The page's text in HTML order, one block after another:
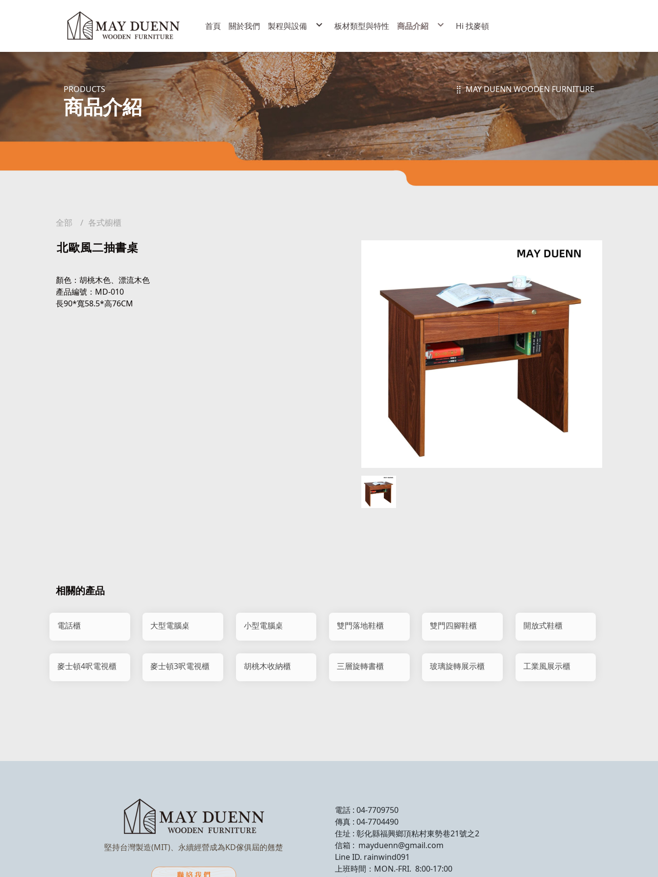
首頁 關於我們 製程與設備 板材類型與特性 商品介紹 Hi 找麥頓
PRODUCTS
商品介紹
⣿ MAY DUENN WOODEN FURNITURE
北歐風二抽書桌
顏色：胡桃木色、漂流木色
產品編號：MD-010
長90*寬58.5*高76CM
相關的產品
電話櫃 大型電腦桌 小型電腦桌 雙門落地鞋櫃 雙門四腳鞋櫃 開放式鞋櫃
麥士頓4呎電視櫃 麥士頓3呎電視櫃 胡桃木收納櫃 三層旋轉書櫃 玻璃旋轉展示櫃 工業風展示櫃
全部 各式櫥櫃
堅持台灣製造(MIT)、永續經營成為KD傢俱屆的翹楚
電話 : 04-7709750
傳真 : 04-7704490
住址 : 彰化縣福興鄉頂粘村東勢巷21號之2
信箱 : mayduenn@gmail.com
Line ID. rainwind091
上班時間：MON.-FRI. 8:00-17:00